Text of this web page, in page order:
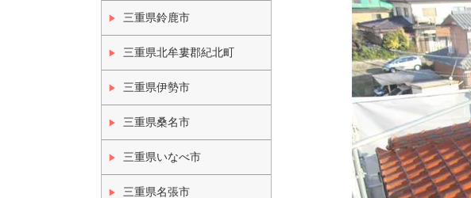
三重県鈴鹿市
三重県北牟婁郡紀北町
三重県伊勢市
三重県桑名市
三重県いなべ市
三重県名張市